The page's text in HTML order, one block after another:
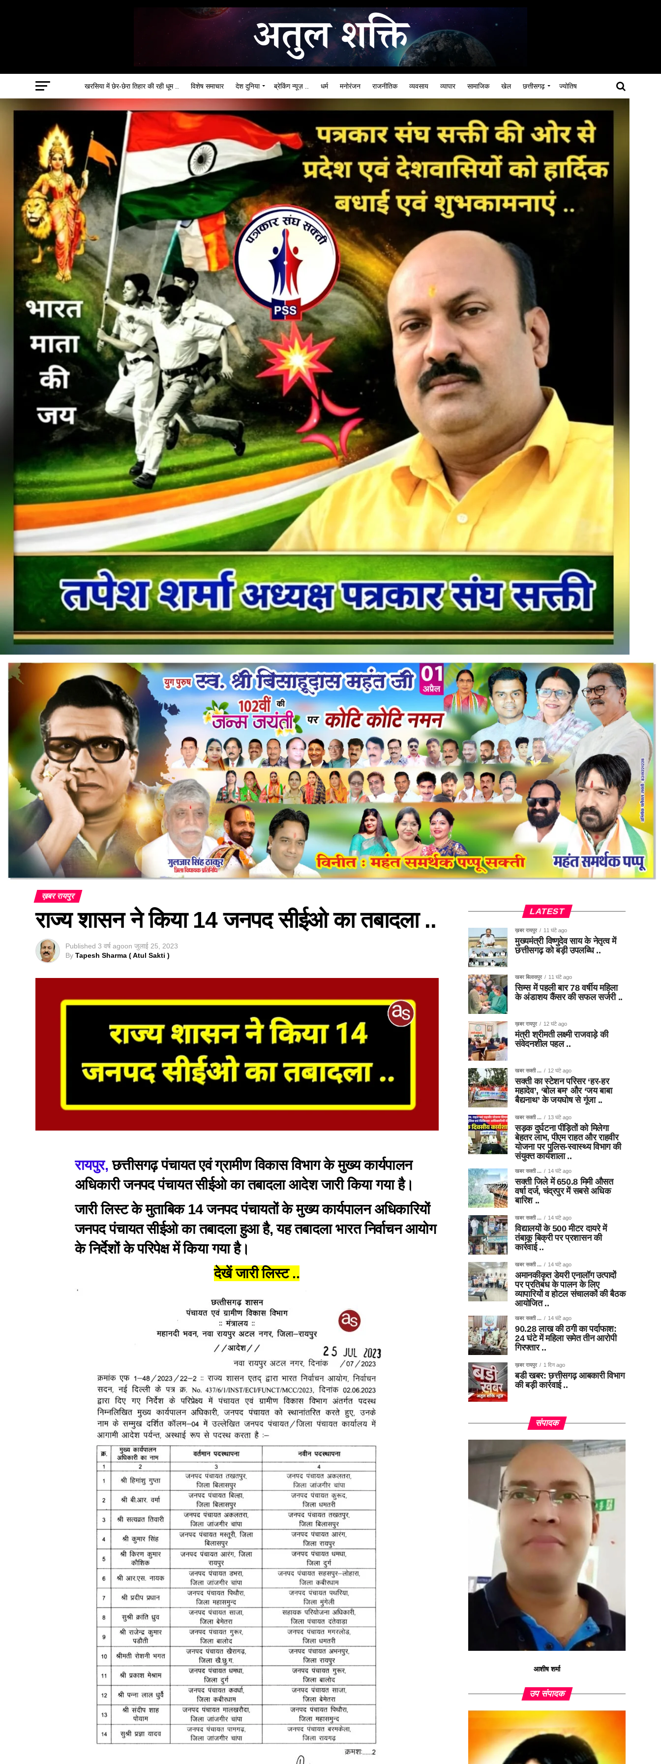
खरसिया में छेर-छेरा तिहार की रही धूम .. विशेष समाचार देश दुनिया ब्रेकिंग न्यूज़ .. धर्म मनोरंजन राजनीतिक व्यवसाय व्यापार सामाजिक खेल छत्तीसगढ़ ज्योतिष
ख़बर रायपुर
राज्य शासन ने किया 14 जनपद सीईओ का तबादला ..
Published 3 वर्ष agoon जुलाई 25, 2023
By Tapesh Sharma ( Atul Sakti )
रायपुर, छत्तीसगढ़ पंचायत एवं ग्रामीण विकास विभाग के मुख्य कार्यपालन
अधिकारी जनपद पंचायत सीईओ का तबादला आदेश जारी किया गया है।
जारी लिस्ट के मुताबिक 14 जनपद पंचायतों के मुख्य कार्यपालन अधिकारियों
जनपद पंचायत सीईओ का तबादला हुआ है, यह तबादला भारत निर्वाचन आयोग
के निर्देशों के परिपेक्ष में किया गया है।
देखें जारी लिस्ट ..
LATEST
ख़बर रायपुर 11 घंटे ago
मुख्यमंत्री विष्णुदेव साय के नेतृत्व में
छत्तीसगढ़ को बड़ी उपलब्धि ..
खबर बिलासपुर 11 घंटे ago
सिम्स में पहली बार 78 वर्षीय महिला
के अंडाशय कैंसर की सफल सर्जरी ..
ख़बर रायपुर 12 घंटे ago
मंत्री श्रीमती लक्ष्मी राजवाड़े की
संवेदनशील पहल ..
खबर सक्ती ... 12 घंटे ago
सक्ती का स्टेशन परिसर ‘हर-हर
महादेव’, ‘बोल बम’ और ‘जय बाबा
बैद्यनाथ’ के जयघोष से गूंजा ..
खबर सक्ती ... 13 घंटे ago
सड़क दुर्घटना पीड़ितों को मिलेगा
बेहतर लाभ, पीएम राहत और राहवीर
योजना पर पुलिस-स्वास्थ्य विभाग की
संयुक्त कार्यशाला ..
खबर सक्ती ... 14 घंटे ago
सक्ती जिले में 650.8 मिमी औसत
वर्षा दर्ज, चंद्रपुर में सबसे अधिक
बारिश ..
खबर सक्ती ... 14 घंटे ago
विद्यालयों के 500 मीटर दायरे में
तंबाकू बिक्री पर प्रशासन की
कार्रवाई ..
खबर सक्ती ... 14 घंटे ago
अमानकीकृत डेयरी एनालॉग उत्पादों
पर प्रतिबंध के पालन के लिए
व्यापारियों व होटल संचालकों की बैठक
आयोजित ..
खबर सक्ती ... 14 घंटे ago
90.28 लाख की ठगी का पर्दाफाश:
24 घंटे में महिला समेत तीन आरोपी
गिरफ्तार ..
ख़बर रायपुर 1 दिन ago
बडी खबर: छत्तीसगढ़ आबकारी विभाग
की बड़ी कार्रवाई ..
संपादक
आशीष शर्मा
उप संपादक